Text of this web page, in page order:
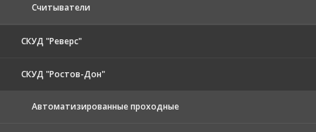
Считыватели
СКУД "Реверс"
СКУД "Ростов-Дон"
Автоматизированные проходные